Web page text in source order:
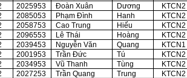
2025953 Đoàn Xuân Dương
KTCN2
2085053 Phạm Đình Hanh
KTCN2
2058753 Cao Trung Hiếu
KTCN2
2096553 Lê Thái Hoàng
KTCN2
2039453 Nguyễn Văn Quang
KTCN1
2001953 Trần Đức Tú
KTCN2
2034953 Vũ Thanh Tùng
KTCN2
2027253 Trần Quang Trung
KTCN2